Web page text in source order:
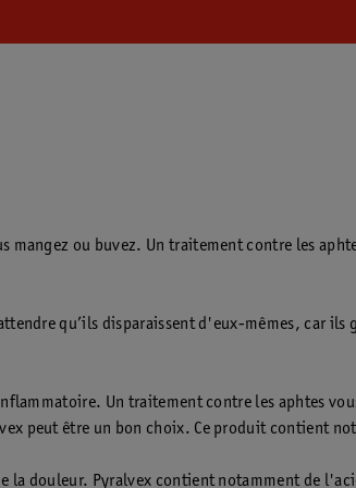
ou buvez. Un traitement contre les
qu’ils disparaissent d'eux-mêmes, car ils
Un traitement contre les aphtes
peut être un bon choix. Ce produit contient
douleur. Pyralvex contient notamment de